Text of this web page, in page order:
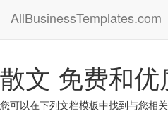
AllBusinessTemplates.com
散文 免费和优
您可以在下列文档模板中找到与您相关